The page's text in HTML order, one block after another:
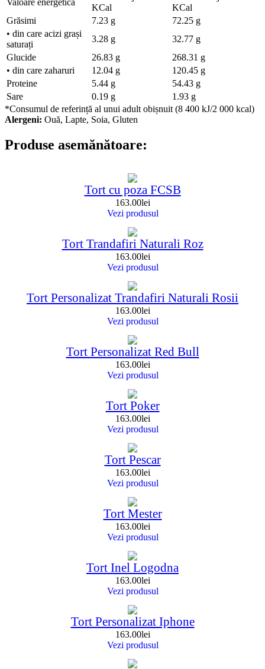
Valoare energetică
KCal
KCal
Grăsimi
7.23 g
72.25 g
• din care acizi grași
saturați
3.28 g
32.77 g
Glucide
26.83 g
268.31 g
• din care zaharuri
12.04 g
120.45 g
Proteine
5.44 g
54.43 g
Sare
0.19 g
1.93 g
*Consumul de referință al unui adult obișnuit (8 400 kJ/2 000 kcal)
Alergeni: Ouă, Lapte, Soia, Gluten
Produse asemănătoare:
Tort cu poza FCSB
163.00lei
Vezi produsul
Tort Trandafiri Naturali Roz
163.00lei
Vezi produsul
Tort Personalizat Trandafiri Naturali Rosii
163.00lei
Vezi produsul
Tort Personalizat Red Bull
163.00lei
Vezi produsul
Tort Poker
163.00lei
Vezi produsul
Tort Pescar
163.00lei
Vezi produsul
Tort Mester
163.00lei
Vezi produsul
Tort Inel Logodna
163.00lei
Vezi produsul
Tort Personalizat Iphone
163.00lei
Vezi produsul